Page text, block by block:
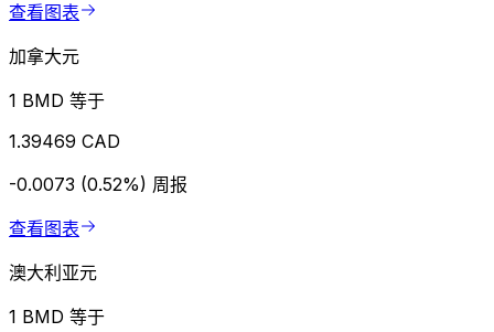
查看图表
加拿大元
1 BMD 等于
1.39469 CAD
-0.0073 (0.52%) 周报
查看图表
澳大利亚元
1 BMD 等于